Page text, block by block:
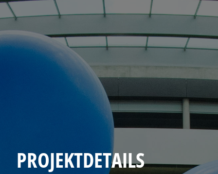
PROJEKTDETAILS